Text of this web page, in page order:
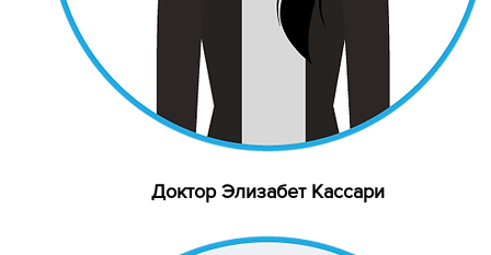
Доктор Элизабет Кассари